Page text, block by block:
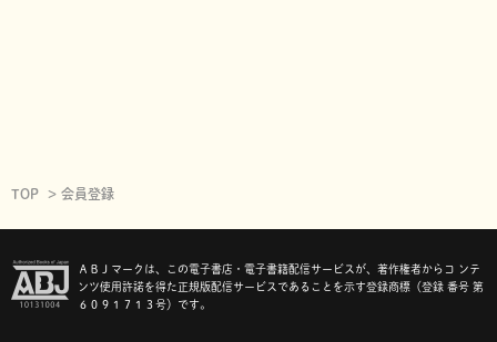
TOP 会員登録
ＡＢＪマークは、この電子書店・電子書籍配信サービスが、著作権者からコ ンテ
ンツ使用許諾を得た正規版配信サービスであることを示す登録商標（登録 番号 第
６０９１７１３号）です。